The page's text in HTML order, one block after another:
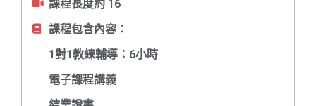
課程長度約 16
課程包含內容：
1對1教練輔導：6小時
電子課程講義